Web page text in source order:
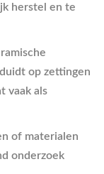
herstel en te
op zettingen
vaak als
of materialen
onderzoek